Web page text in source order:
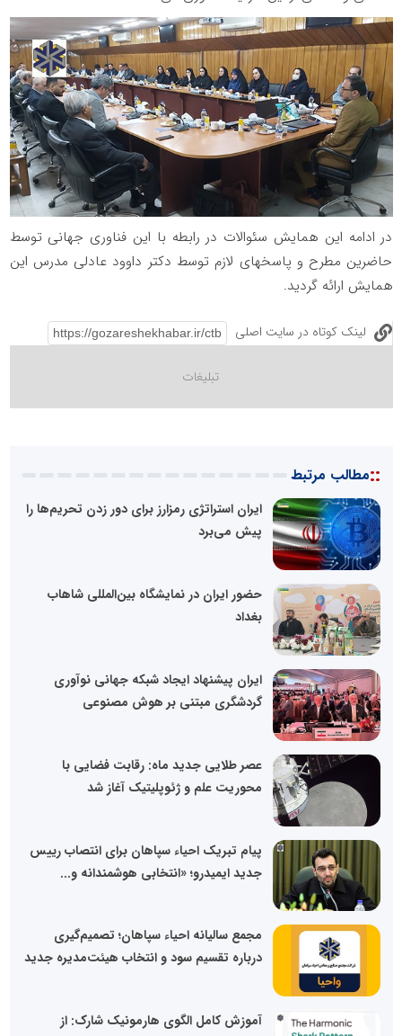
در ادامه این همایش سئوالات در رابطه با این فناوری جهانی توسط
حاضرین مطرح و پاسخهای لازم توسط دکتر داوود عادلی مدرس این
همایش ارائه گردید.
لینک کوتاه در سایت اصلی
::مطالب مرتبط
ایران استراتژی رمزارز برای دور زدن تحریم‌ها را
پیش می‌برد
حضور ایران در نمایشگاه بین‌المللی شاهاب
بغداد
ایران پیشنهاد ایجاد شبکه جهانی نوآوری
گردشگری مبتنی بر هوش مصنوعی
عصر طلایی جدید ماه: رقابت فضایی با
محوریت علم و ژئوپلیتیک آغاز شد
پیام تبریک احیاء سپاهان برای انتصاب رییس
جدید ایمیدرو؛ «انتخابی هوشمندانه و...
مجمع سالیانه احیاء سپاهان؛ تصمیم‌گیری
درباره تقسیم سود و انتخاب هیئت‌مدیره جدید
آموزش کامل الگوی هارمونیک شارک: از